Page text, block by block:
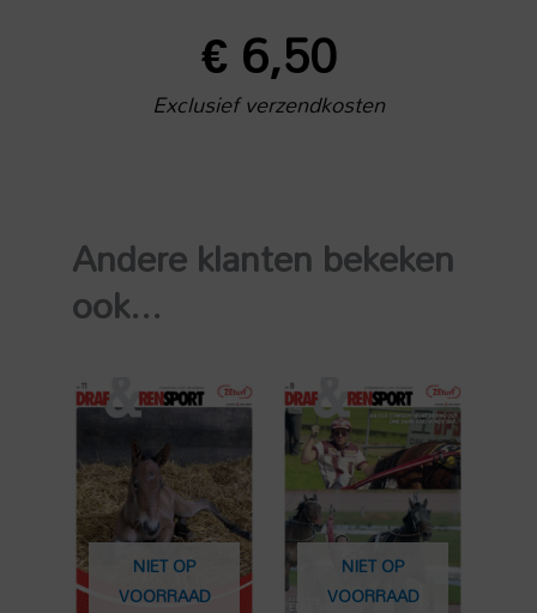
€6,50
Exclusief verzendkosten
Andere klanten bekeken
ook...
NIET OP
VOORRAAD
NIET OP
VOORRAAD